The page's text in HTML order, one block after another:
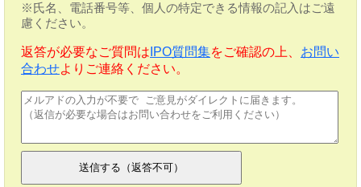
※氏名、電話番号等、個人の特定できる情報の記入はご遠
慮ください。
返答が必要なご質問は IPO質問集をご確認の上、 お問い
合わせよりご連絡ください。